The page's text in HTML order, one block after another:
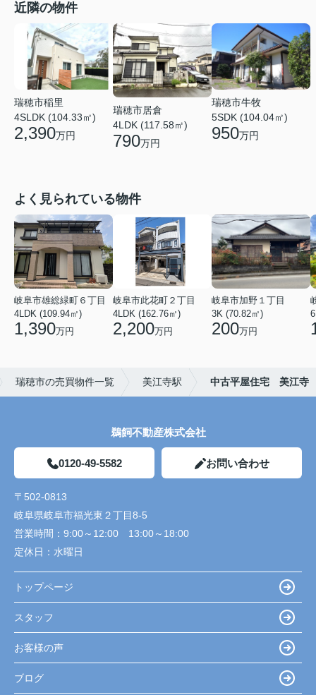
近隣の物件
瑞穂市稲里
4SLDK (104.33㎡)
2,390万円
瑞穂市居倉
4LDK (117.58㎡)
790万円
瑞穂市牛牧
5SDK (104.04㎡)
950万円
よく見られている物件
岐阜市雄総緑町６丁目
4LDK (109.94㎡)
1,390万円
岐阜市此花町２丁目
4LDK (162.76㎡)
2,200万円
岐阜市加野１丁目
3K (70.82㎡)
200万円
瑞穂市の売買物件一覧 美江寺駅 中古平屋住宅 美江寺
鵜飼不動産株式会社
0120-49-5582 お問い合わせ
〒502-0813
岐阜県岐阜市福光東２丁目8-5
営業時間： 9:00～12:00 13:00～18:00
定休日： 水曜日
トップページ
スタッフ
お客様の声
ブログ